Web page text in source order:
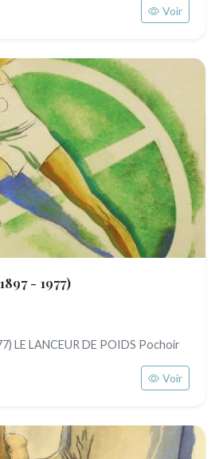
Voir
- 1977)
LE LANCEUR DE POIDS Pochoir
Voir